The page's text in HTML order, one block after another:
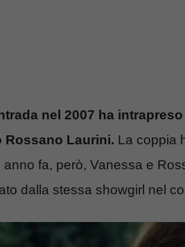
nel 2007 ha
Rossano Laurini. La coppia
anno fa, però, Vanessa e
dalla stessa showgirl nel